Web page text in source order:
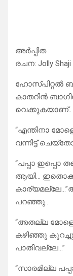
അർപ്പിത
രചന: Jolly Shaji
ഹോസ്പിറ്റൽ
കാതറിൻ
വെക്കുകയാണ്..
“എന്തിനാ
വന്നിട്ട്
“പപ്പാ ഇപ്പൊ
ആയി…
പറഞ്ഞു..
“അതല്ല
കഴിഞ്ഞു കുറച്ചു
പാതിവല്ലേ…”
“സാരമില്ല